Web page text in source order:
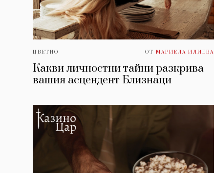
ЦВЕТНО ОТМАРИЕЛА ИЛИЕВА
Какви личностни тайни разкрива
вашия асцендент Близнаци